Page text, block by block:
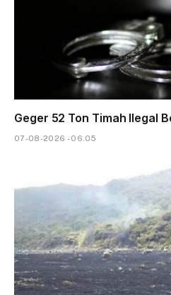
Geger 52 Ton Timah Ilegal
07-08-2026 - 06.05